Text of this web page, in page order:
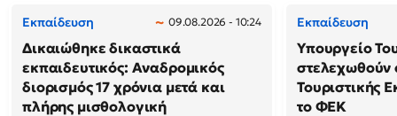
Εκπαίδευση 09.08.2026 - 10:24
Δικαιώθηκε δικαστικά
εκπαιδευτικός: Αναδρομικός
διορισμός 17 χρόνια μετά και
πλήρης μισθολογική
Εκπαίδευση
Υπουργείο
στελεχωθούν
Τουριστικής
το ΦΕΚ